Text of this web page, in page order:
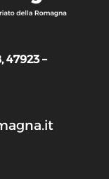
47923 –